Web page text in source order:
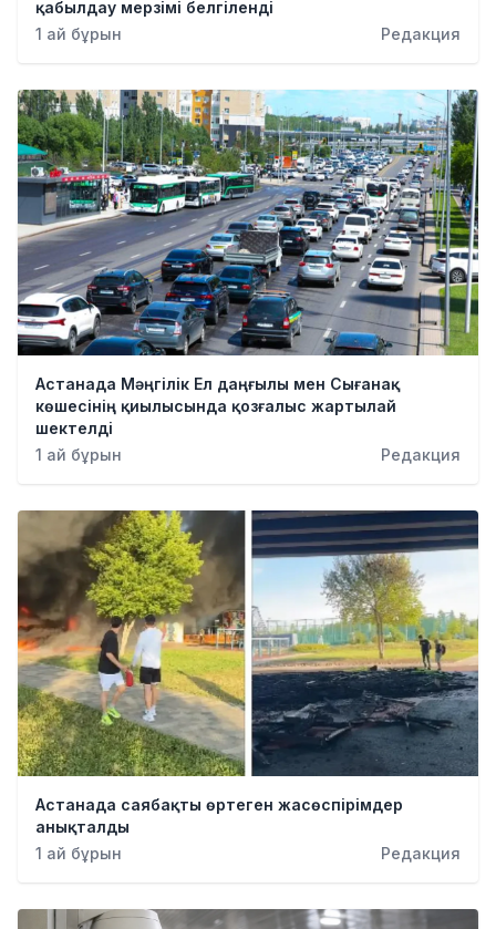
қабылдау мерзімі белгіленді
1 ай бұрын
Редакция
Астанада Мәңгілік Ел даңғылы мен Сығанақ
көшесінің қиылысында қозғалыс жартылай
шектелді
1 ай бұрын
Редакция
Астанада саябақты өртеген жасөспірімдер
анықталды
1 ай бұрын
Редакция